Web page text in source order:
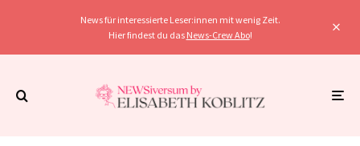
News für interessierte Leser:innen mit wenig Zeit.
Hier findest du das News-Crew Abo!